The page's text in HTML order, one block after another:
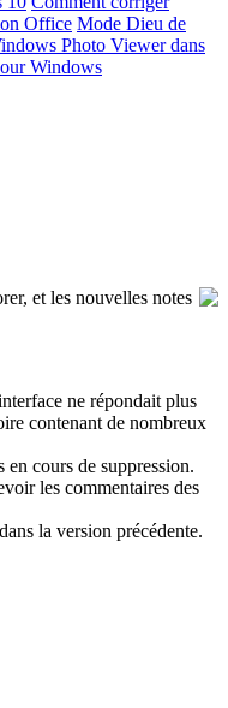
Office Mode Dieu de
Photo Viewer dans
Windows
et les nouvelles notes
ne répondait plus
contenant de nombreux
cours de suppression.
les commentaires des
la version précédente.